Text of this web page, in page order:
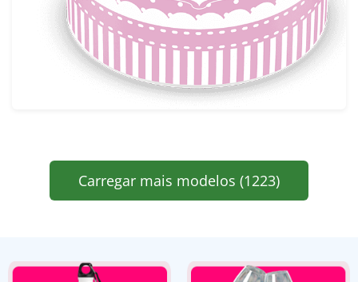
Carregar mais modelos (1223)